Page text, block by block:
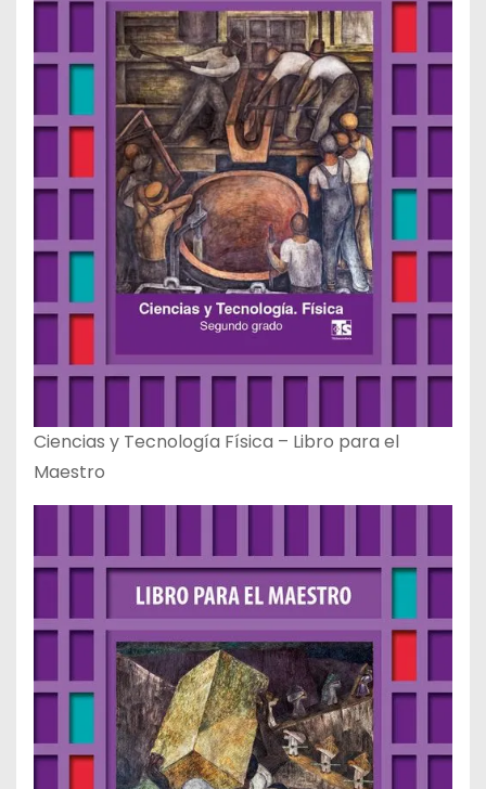
Ciencias y Tecnología Física – Libro para el
Maestro